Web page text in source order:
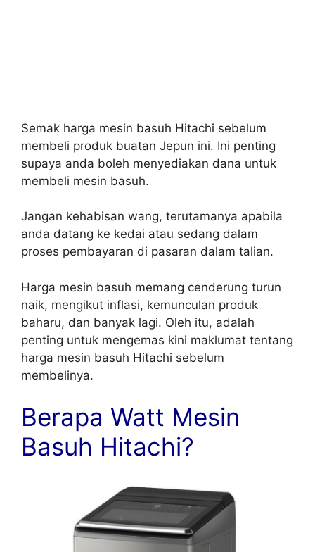
Semak harga mesin basuh Hitachi sebelum
membeli produk buatan Jepun ini. Ini penting
supaya anda boleh menyediakan dana untuk
membeli mesin basuh.
Jangan kehabisan wang, terutamanya apabila
anda datang ke kedai atau sedang dalam
proses pembayaran di pasaran dalam talian.
Harga mesin basuh memang cenderung turun
naik, mengikut inflasi, kemunculan produk
baharu, dan banyak lagi. Oleh itu, adalah
penting untuk mengemas kini maklumat tentang
harga mesin basuh Hitachi sebelum
membelinya.
Berapa Watt Mesin
Basuh Hitachi?